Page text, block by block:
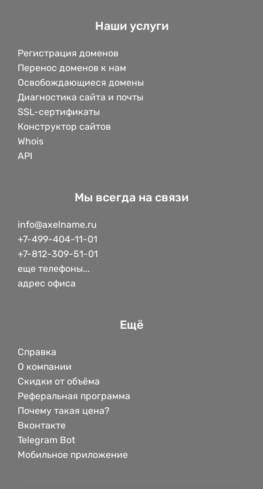
Наши услуги
Регистрация доменов
Перенос доменов к нам
Освобождающиеся домены
Диагностика сайта и почты
SSL-сертификаты
Конструктор сайтов
Whois
API
Мы всегда на связи
info@axelname.ru
+7-499-404-11-01
+7-812-309-51-01
еще телефоны...
адрес офиса
Ещё
Справка
О компании
Скидки от объёма
Реферальная программа
Почему такая цена?
Вконтакте
Telegram Bot
Мобильное приложение